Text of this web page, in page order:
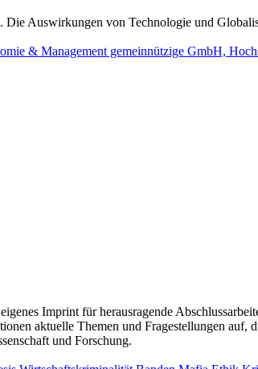
Die Auswirkungen von Technologie und
& Management gemeinnützige GmbH,
Imprint für herausragende
aktuelle Themen und Fragestellungen
und Forschung.